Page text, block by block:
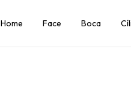
Home Face Boca